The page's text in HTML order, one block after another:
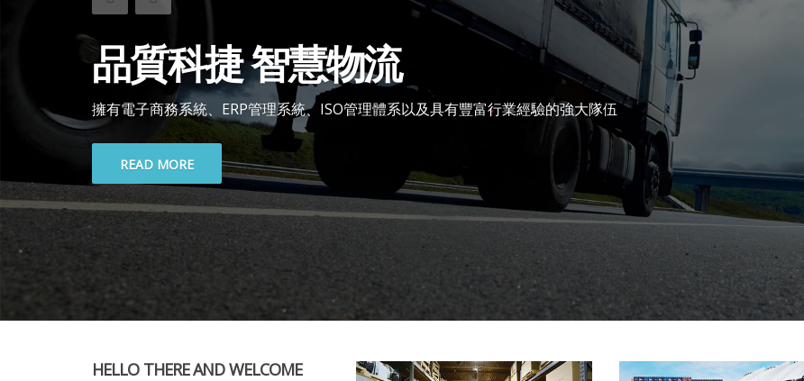
品質科捷 智慧物流
擁有電子商務系統、ERP管理系統、ISO管理體系以及具有豐富行業經驗的強大隊伍
READ MORE
HELLO THERE AND WELCOME